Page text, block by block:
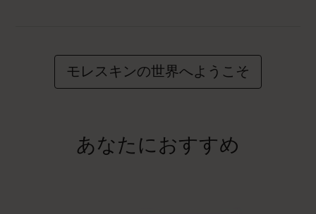
モレスキンの世界へようこそ
あなたにおすすめ